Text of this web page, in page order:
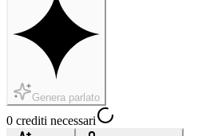
Genera parlato
0 crediti necessari